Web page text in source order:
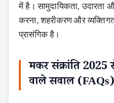
में है। सामुदायिकता, उदारता
करना, शहरीकरण और
प्रासंगिक है।
मकर संक्रांति
वाले सवाल (FAQs)